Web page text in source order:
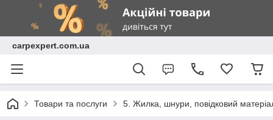
carpexpert.com.ua
Товари та послуги 5. Жилка, шнури, повідковий